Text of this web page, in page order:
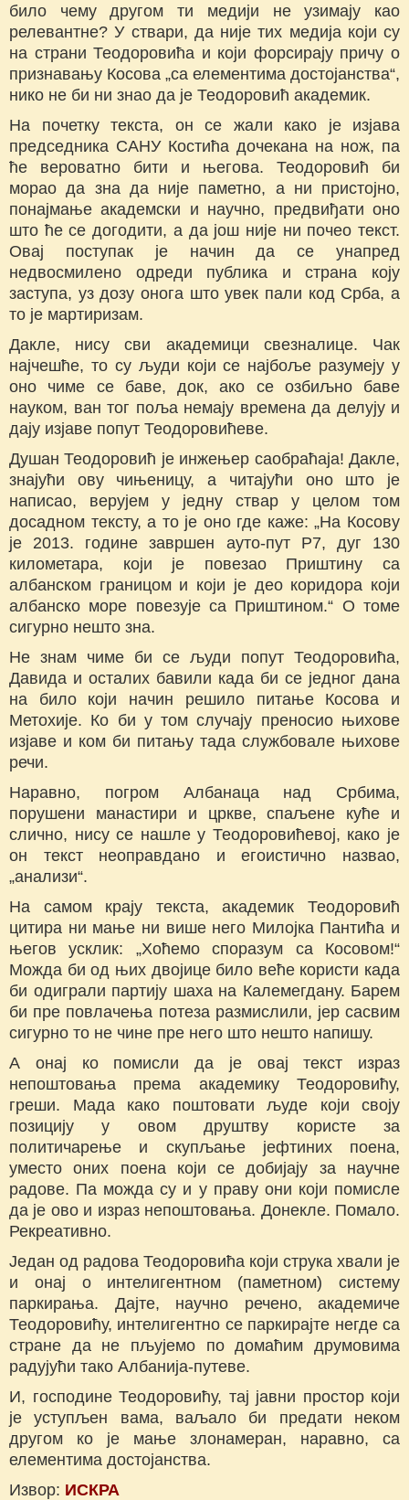
било чему другом ти медији не узимају као
релевантне? У ствари, да није тих медија који су
на страни Теодоровића и који форсирају причу о
признавању Косова „са елементима достојанства“,
нико не би ни знао да је Теодоровић академик.
На почетку текста, он се жали како је изјава
председника САНУ Костића дочекана на нож, па
ће вероватно бити и његова. Теодоровић би
морао да зна да није паметно, а ни пристојно,
понајмање академски и научно, предвиђати оно
што ће се догодити, а да још није ни почео текст.
Овај поступак је начин да се унапред
недвосмилено одреди публика и страна коју
заступа, уз дозу онога што увек пали код Срба, а
то је мартиризам.
Дакле, нису сви академици свезналице. Чак
најчешће, то су људи који се најбоље разумеју у
оно чиме се баве, док, ако се озбиљно баве
науком, ван тог поља немају времена да делују и
дају изјаве попут Теодоровићеве.
Душан Теодоровић је инжењер саобраћаја! Дакле,
знајући ову чињеницу, а читајући оно што је
написао, верујем у једну ствар у целом том
досадном тексту, а то је оно где каже: „На Косову
је 2013. године завршен ауто-пут Р7, дуг 130
километара, који је повезао Приштину са
албанском границом и који је део коридора који
албанско море повезује са Приштином.“ О томе
сигурно нешто зна.
Не знам чиме би се људи попут Теодоровића,
Давида и осталих бавили када би се једног дана
на било који начин решило питање Косова и
Метохије. Ко би у том случају преносио њихове
изјаве и ком би питању тада службовале њихове
речи.
Наравно, погром Албанаца над Србима,
порушени манастири и цркве, спаљене куће и
слично, нису се нашле у Теодоровићевој, како је
он текст неоправдано и егоистично назвао,
„анализи“.
На самом крају текста, академик Теодоровић
цитира ни мање ни више него Милојка Пантића и
његов усклик: „Хоћемо споразум са Косовом!“
Можда би од њих двојице било веће користи када
би одиграли партију шаха на Калемегдану. Барем
би пре повлачења потеза размислили, јер сасвим
сигурно то не чине пре него што нешто напишу.
А онај ко помисли да је овај текст израз
непоштовања према академику Теодоровићу,
греши. Мада како поштовати људе који своју
позицију у овом друштву користе за
политичарење и скупљање јефтиних поена,
уместо оних поена који се добијају за научне
радове. Па можда су и у праву они који помисле
да је ово и израз непоштовања. Донекле. Помало.
Рекреативно.
Један од радова Теодоровића који струка хвали је
и онај о интелигентном (паметном) систему
паркирања. Дајте, научно речено, академиче
Теодоровићу, интелигентно се паркирајте негде са
стране да не пљујемо по домаћим друмовима
радујући тако Албанија-путеве.
И, господине Теодоровићу, тај јавни простор који
је уступљен вама, ваљало би предати неком
другом ко је мање злонамеран, наравно, са
елементима достојанства.
Извор: ИСКРА